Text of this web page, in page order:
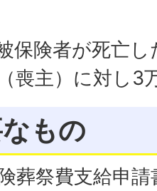
保険者が死亡
喪主）に対し3
もの
葬祭費支給申請